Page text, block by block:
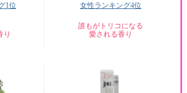
1位
り
女性ランキング4位
誰もがトリコになる
愛される香り